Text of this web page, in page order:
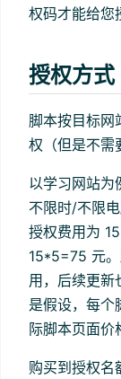
权码才能给您
授权方式
脚本按目标网
权（但是不需
以学习网站为
不限时/不限
授权费用为
15*5=75 元
用，后续更新
是假设，每个
际脚本页面价
购买到授权名